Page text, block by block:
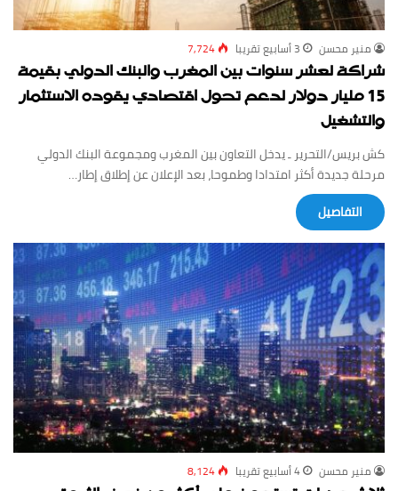
منير محسن 3 أسابيع ‏تقريبا 7,724
شراكة لعشر سنوات بين المغرب والبنك الدولي بقيمة
15 مليار دولار لدعم تحول اقتصادي يقوده الاستثمار
والتشغيل
كش بريس/التحرير ـ يدخل التعاون بين المغرب ومجموعة البنك الدولي
مرحلة جديدة أكثر امتدادا وطموحا، بعد الإعلان عن إطلاق إطار…
‏التفاصيل
منير محسن 4 أسابيع ‏تقريبا 8,124